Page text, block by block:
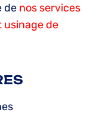
de nos services
usinage de